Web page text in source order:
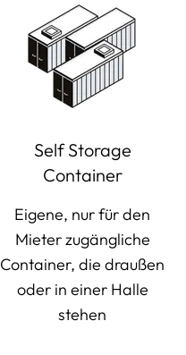
Self Storage
Container
Eigene, nur für den
Mieter zugängliche
Container, die draußen
oder in einer Halle
stehen